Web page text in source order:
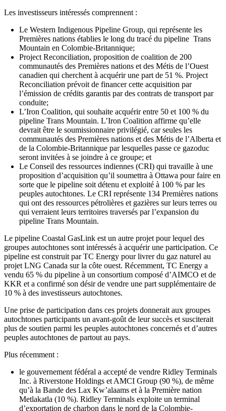
Les investisseurs intéressés comprennent :
Le Western Indigenous Pipeline Group, qui représente les
Premières nations établies le long du tracé du pipeline Trans
Mountain en Colombie-Britannique;
Project Reconciliation, proposition de coalition de 200
communautés des Premières nations et des Métis de l’Ouest
canadien qui cherchent à acquérir une part de 51 %. Project
Reconciliation prévoit de financer cette acquisition par
l’émission de crédits garantis par des contrats de transport par
conduite;
L’Iron Coalition, qui souhaite acquérir entre 50 et 100 % du
pipeline Trans Mountain. L’Iron Coalition affirme qu’elle
devrait être le soumissionnaire privilégié, car seules les
communautés des Premières nations et des Métis de l’Alberta et
de la Colombie-Britannique par lesquelles passe ce gazoduc
seront invitées à se joindre à ce groupe; et
Le Conseil des ressources indiennes (CRI) qui travaille à une
proposition d’acquisition qu’il soumettra à Ottawa pour faire en
sorte que le pipeline soit détenu et exploité à 100 % par les
peuples autochtones. Le CRI représente 134 Premières nations
qui ont des ressources pétrolières et gazières sur leurs terres ou
qui verraient leurs territoires traversés par l’expansion du
pipeline Trans Mountain.
Le pipeline Coastal GasLink est un autre projet pour lequel des
groupes autochtones sont intéressés à acquérir une participation. Ce
pipeline est construit par TC Energy pour livrer du gaz naturel au
projet LNG Canada sur la côte ouest. Récemment, TC Energy a
vendu 65 % du pipeline à un consortium composé d’AIMCO et de
KKR et a confirmé son désir de vendre une part supplémentaire de
10 % à des investisseurs autochtones.
Une prise de participation dans ces projets donnerait aux groupes
autochtones participants un avant-goût de leur succès et susciterait
plus de soutien parmi les peuples autochtones concernés et d’autres
peuples autochtones de partout au pays.
Plus récemment :
le gouvernement fédéral a accepté de vendre Ridley Terminals
Inc. à Riverstone Holdings et AMCI Group (90 %), de même
qu’à la Bande des Lax Kw’alaams et à la Première nation
Metlakatla (10 %). Ridley Terminals exploite un terminal
d’exportation de charbon dans le nord de la Colombie-